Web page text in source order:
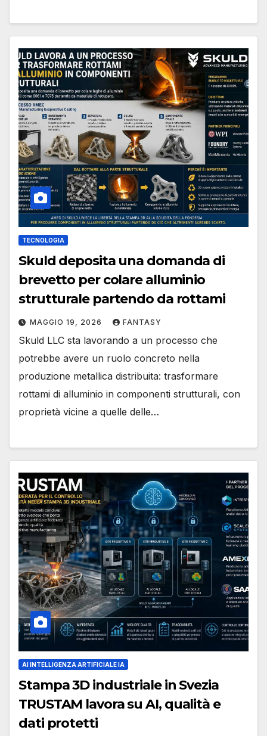
TECNOLOGIA
Skuld deposita una domanda di
brevetto per colare alluminio
strutturale partendo da rottami
MAGGIO 19, 2026 FANTASY
Skuld LLC sta lavorando a un processo che
potrebbe avere un ruolo concreto nella
produzione metallica distribuita: trasformare
rottami di alluminio in componenti strutturali, con
proprietà vicine a quelle delle…
AI INTELLIGENZA ARTIFICIALE IA
Stampa 3D industriale in Svezia
TRUSTAM lavora su AI, qualità e
dati protetti